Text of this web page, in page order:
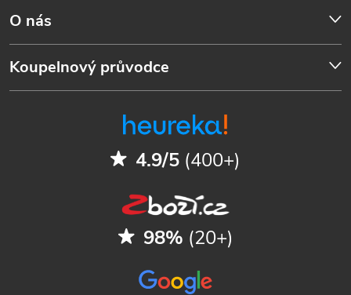
O nás
Koupelnový průvodce
4.9/5 (400+)
98% (20+)